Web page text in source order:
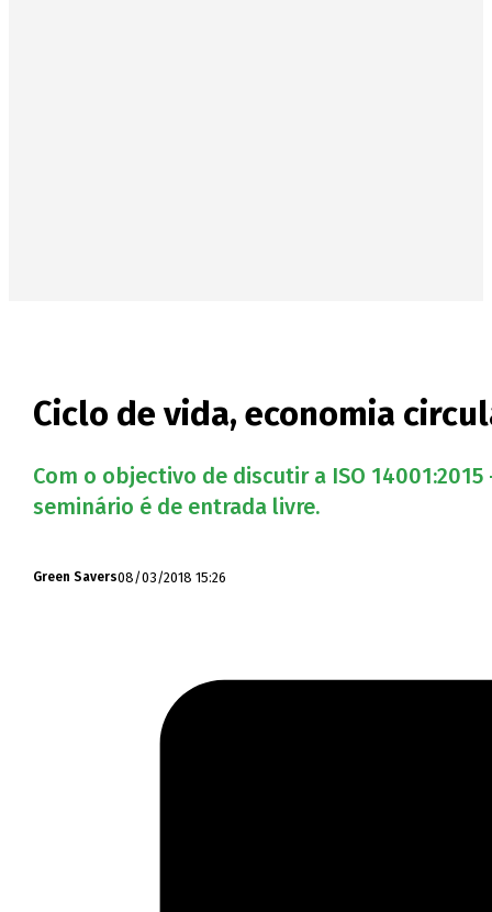
Ciclo de vida, economia
Com o objectivo de discutir a ISO
seminário é de entrada livre.
Green Savers08/03/2018 15:26